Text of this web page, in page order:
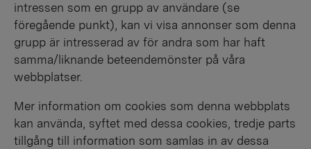
intressen som en grupp av användare (se
föregående punkt), kan vi visa annonser som denna
grupp är intresserad av för andra som har haft
samma/liknande beteendemönster på våra
webbplatser.
Mer information om cookies som denna webbplats
kan använda, syftet med dessa cookies, tredje parts
tillgång till information som samlas in av dessa